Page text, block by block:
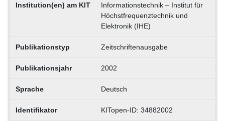
Institution(en) am KIT
Informationstechnik – Institut für
Höchstfrequenztechnik und
Elektronik (IHE)
Publikationstyp Zeitschriftenausgabe
Publikationsjahr 2002
Sprache Deutsch
Identifikator KITopen-ID: 34882002